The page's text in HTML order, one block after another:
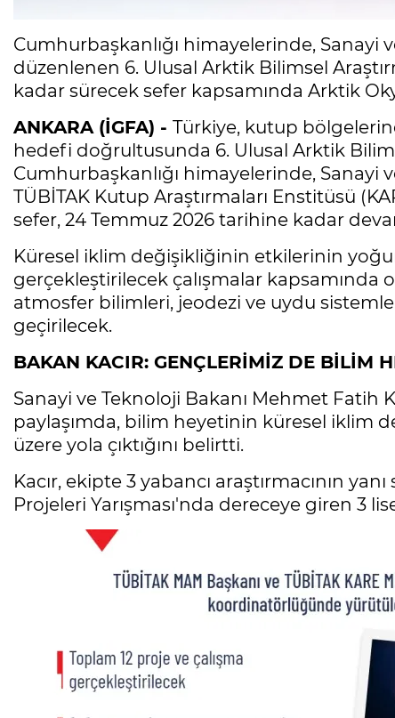
Cumhurbaşkanlığı himayelerinde, Sanayi
düzenlenen 6. Ulusal Arktik Bilimsel
kadar sürecek sefer kapsamında Arktik
ANKARA (İGFA) - Türkiye, kutup
hedefi doğrultusunda 6. Ulusal Arktik
Cumhurbaşkanlığı himayelerinde, Sanayi
TÜBİTAK Kutup Araştırmaları Enstitüsü
sefer, 24 Temmuz 2026 tarihine kadar
Küresel iklim değişikliğinin etkilerinin
gerçekleştirilecek çalışmalar
atmosfer bilimleri, jeodezi ve uydu
geçirilecek.
BAKAN KACIR: GENÇLERİMİZ DE BİLİM
Sanayi ve Teknoloji Bakanı Mehmet Fatih
paylaşımda, bilim heyetinin küresel iklim
üzere yola çıktığını belirtti.
Kacır, ekipte 3 yabancı araştırmacının
Projeleri Yarışması'nda dereceye giren 3